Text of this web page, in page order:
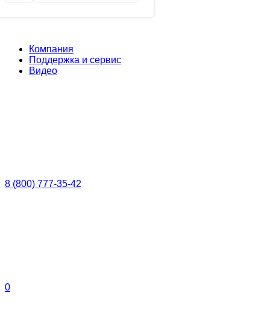
Компания
Поддержка и сервис
Видео
8 (800) 777-35-42
0